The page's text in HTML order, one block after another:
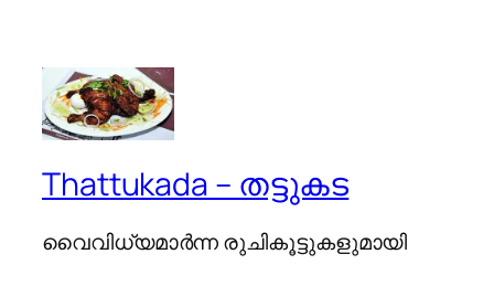
Thattukada – തട്ടുകട
വൈവിധ്യമാര്‍ന്ന രുചികൂട്ടുകളുമായി